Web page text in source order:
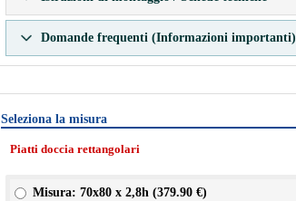
Domande frequenti (Informazioni importanti)
Seleziona la misura
Piatti doccia rettangolari
Misura: 70x80 x 2,8h (379.90 €)